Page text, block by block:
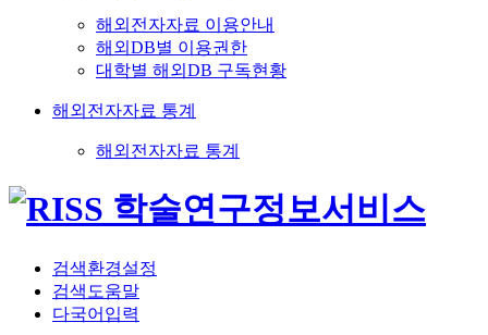
해외전자자료 이용안내
해외DB별 이용권한
대학별 해외DB 구독현황
해외전자자료 통계
해외전자자료 통계
검색환경설정
검색도움말
다국어입력